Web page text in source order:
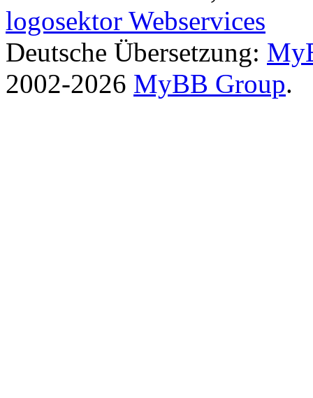
logosektor Webservices
Deutsche Übersetzung:
2002-2026 MyBB Group.